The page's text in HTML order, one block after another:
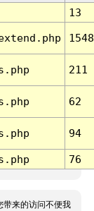
13
1548
211
62
94
76
带来的访问不便我